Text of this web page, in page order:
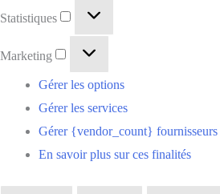
Statistiques
Marketing
Gérer les options
Gérer les services
Gérer {vendor_count} fournisseurs
En savoir plus sur ces finalités